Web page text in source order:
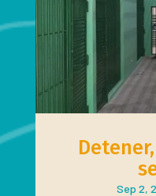
Sep 2,